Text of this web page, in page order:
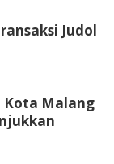
Judol
Kota Malang